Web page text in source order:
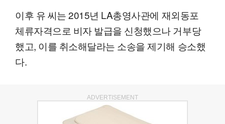
이후 유 씨는 2015년 LA총영사관에 재외동포
체류자격으로 비자 발급을 신청했으나 거부당
했고, 이를 취소해달라는 소송을 제기해 승소했
다.
ADVERTISEMENT